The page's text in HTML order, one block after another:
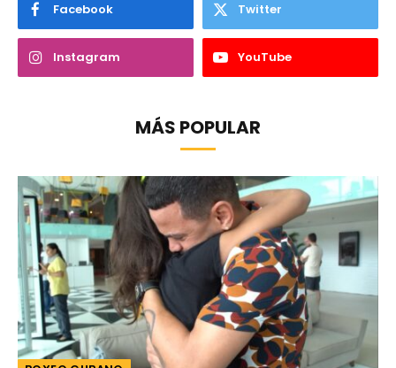
Facebook Twitter
Instagram YouTube
MÁS POPULAR